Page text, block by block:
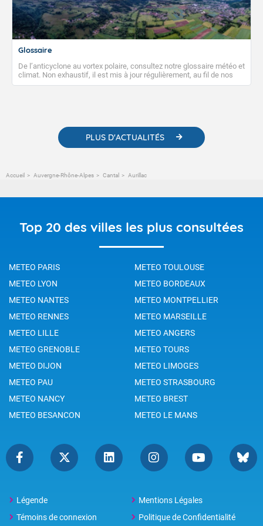
Glossaire
De l’anticyclone au vortex polaire, consultez notre glossaire météo et
climat. Non exhaustif, il est mis à jour régulièrement, au fil de nos
publications. Vous y trouverez également des liens utiles vers nos
PLUS D'ACTUALITÉS
Accueil Auvergne-Rhône-Alpes Cantal Aurillac
Top 20 des villes les plus consultées
METEO PARIS
METEO TOULOUSE
METEO LYON
METEO BORDEAUX
METEO NANTES
METEO MONTPELLIER
METEO RENNES
METEO MARSEILLE
METEO LILLE
METEO ANGERS
METEO GRENOBLE
METEO TOURS
METEO DIJON
METEO LIMOGES
METEO PAU
METEO STRASBOURG
METEO NANCY
METEO BREST
METEO BESANCON
METEO LE MANS
Légende
Mentions Légales
Témoins de connexion
Politique de Confidentialité